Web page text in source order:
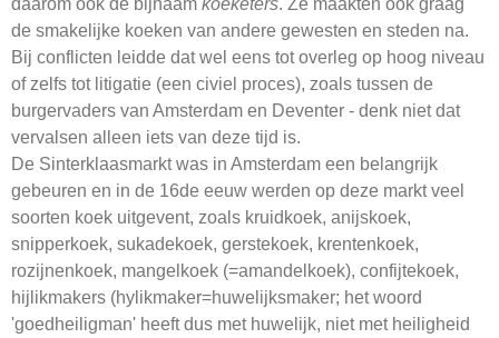
de smakelijke koeken van andere gewesten en steden na.
Bij conflicten leidde dat wel eens tot overleg op hoog niveau
of zelfs tot litigatie (een civiel proces), zoals tussen de
burgervaders van Amsterdam en Deventer - denk niet dat
vervalsen alleen iets van deze tijd is.
De Sinterklaasmarkt was in Amsterdam een belangrijk
gebeuren en in de 16de eeuw werden op deze markt veel
soorten koek uitgevent, zoals kruidkoek, anijskoek,
snipperkoek, sukadekoek, gerstekoek, krentenkoek,
rozijnenkoek, mangelkoek (=amandelkoek), confijtekoek,
hijlikmakers (hylikmaker=huwelijksmaker; het woord
'goedheiligman' heeft dus met huwelijk, niet met heiligheid